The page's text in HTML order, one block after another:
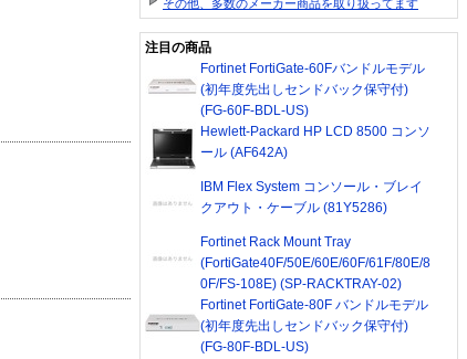
その他、多数のメーカー商品を取り扱ってます
注目の商品
Fortinet FortiGate-60Fバンドルモデル
(初年度先出しセンドバック保守付)
(FG-60F-BDL-US)
Hewlett-Packard HP LCD 8500 コンソ
ール (AF642A)
IBM Flex System コンソール・ブレイ
クアウト・ケーブル (81Y5286)
Fortinet Rack Mount Tray
(FortiGate40F/50E/60E/60F/61F/80E/8
0F/FS-108E) (SP-RACKTRAY-02)
Fortinet FortiGate-80F バンドルモデル
(初年度先出しセンドバック保守付)
(FG-80F-BDL-US)